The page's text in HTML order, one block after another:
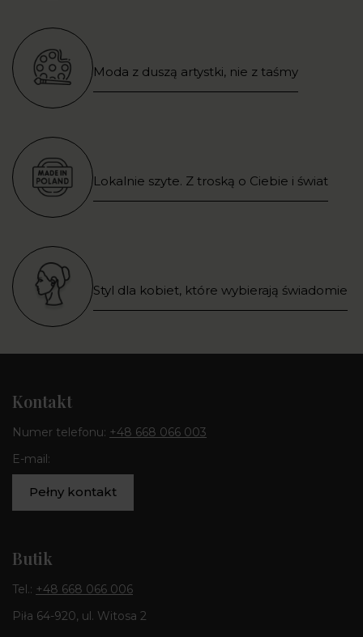
Moda z duszą artystki, nie z taśmy
Lokalnie szyte. Z troską o Ciebie i świat
Styl dla kobiet, które wybierają świadomie
Kontakt
Numer telefonu: +48 668 066 003
E-mail:
Pełny kontakt
Butik
Tel.: +48 668 066 006
Piła 64-920, ul. Witosa 2